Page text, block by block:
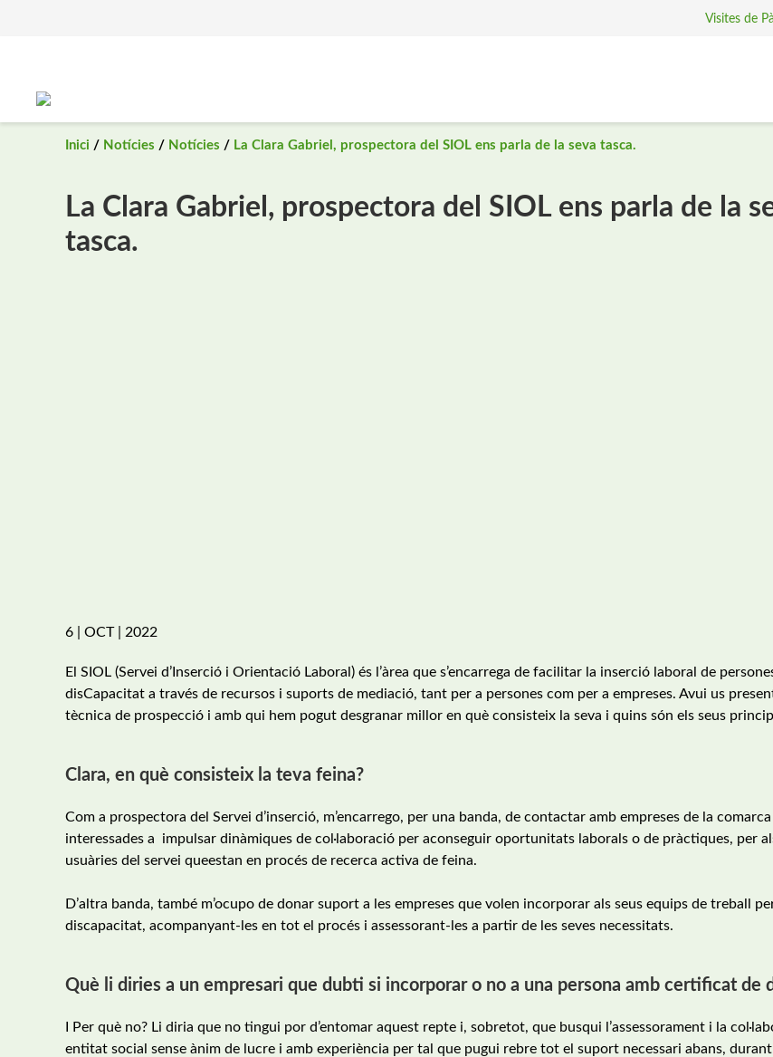
Visites de
Inici / Notícies / Notícies / La Clara Gabriel, prospectora del SIOL ens parla de la seva tasca.
La Clara Gabriel, prospectora del SIOL ens parla de la
tasca.
6 | OCT | 2022
El SIOL (Servei d’Inserció i Orientació Laboral) és l’àrea que s’encarrega de facilitar la inserció laboral de
disCapacitat a través de recursos i suports de mediació, tant per a persones com per a empreses. Avui us
tècnica de prospecció i amb qui hem pogut desgranar millor en què consisteix la seva i quins són els seus
Clara, en què consisteix la teva feina?
Com a prospectora del Servei d’inserció, m’encarrego, per una banda, de contactar amb empreses de la
interessades a impulsar dinàmiques de col·laboració per aconseguir oportunitats laborals o de pràctiques, per
usuàries del servei queestan en procés de recerca activa de feina.
D’altra banda, també m’ocupo de donar suport a les empreses que volen incorporar als seus equips de treball
discapacitat, acompanyant-les en tot el procés i assessorant-les a partir de les seves necessitats.
Què li diries a un empresari que dubti si incorporar o no a una persona amb certificat de
I Per què no? Li diria que no tingui por d’entomar aquest repte i, sobretot, que busqui l’assessorament i la
entitat social sense ànim de lucre i amb experiència per tal que pugui rebre tot el suport necessari abans, durant